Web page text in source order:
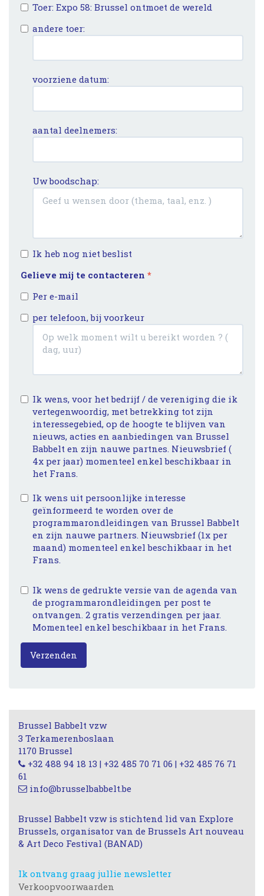
Toer: Expo 58: Brussel ontmoet de wereld
andere toer:
voorziene datum:
aantal deelnemers:
Uw boodschap:
Ik heb nog niet beslist
Gelieve mij te contacteren *
Per e-mail
per telefoon, bij voorkeur
Ik wens, voor het bedrijf / de vereniging die ik
vertegenwoordig, met betrekking tot zijn
interessegebied, op de hoogte te blijven van
nieuws, acties en aanbiedingen van Brussel
Babbelt en zijn nauwe partnes. Nieuwsbrief (
4x per jaar) momenteel enkel beschikbaar in
het Frans.
Ik wens uit persoonlijke interesse
geïnformeerd te worden over de
programmarondleidingen van Brussel Babbelt
en zijn nauwe partners. Nieuwsbrief (1x per
maand) momenteel enkel beschikbaar in het
Frans.
Ik wens de gedrukte versie van de agenda van
de programmarondleidingen per post te
ontvangen. 2 gratis verzendingen per jaar.
Momenteel enkel beschikbaar in het Frans.
Verzenden
Brussel Babbelt vzw
3 Terkamerenboslaan
1170 Brussel
+32 488 94 18 13 | +32 485 70 71 06 | +32 485 76 71
61
info@brusselbabbelt.be
Brussel Babbelt vzw is stichtend lid van Explore
Brussels, organisator van de Brussels Art nouveau
& Art Deco Festival (BANAD)
Ik ontvang graag jullie newsletter
Verkoopvoorwaarden